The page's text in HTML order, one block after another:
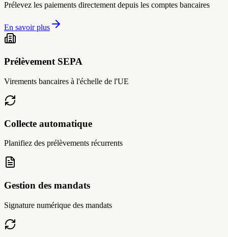
Prélevez les paiements directement depuis les comptes bancaires
En savoir plus
Prélèvement SEPA
Virements bancaires à l'échelle de l'UE
Collecte automatique
Planifiez des prélèvements récurrents
Gestion des mandats
Signature numérique des mandats